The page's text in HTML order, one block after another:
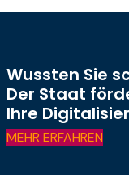
Wussten Sie
Der Staat
Ihre
MEHR ERFAHREN